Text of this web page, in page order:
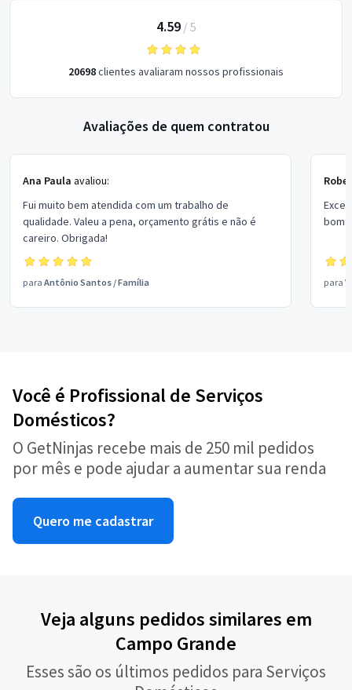
4.59/ 5
20698clientes avaliaram nossos profissionais
Avaliações de quem contratou
Ana Paula avaliou:
Fui muito bem atendida com um trabalho de
qualidade. Valeu a pena, orçamento grátis e não é
careiro. Obrigada!
para Antônio Santos /Família
bom
para
Você é Profissional de Serviços
Domésticos?
O GetNinjas recebe mais de 250 mil pedidos
por mês e pode ajudar a aumentar sua renda
Quero me cadastrar
Veja alguns pedidos similares em
Campo Grande
Esses são os últimos pedidos para Serviços